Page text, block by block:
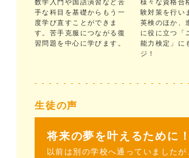
数学入門や国語演習など苦
手な科目を基礎からもう一
度学び直すことができま
す。苦手克服につながる復
習問題を中心に学びます。
様々な資格合
験対策を行い
英検のほか、
に役に立つ「
能力検定」に
ジ！
生徒の声
将来の夢を叶えるために！
以前は別の学校へ通っていましたが